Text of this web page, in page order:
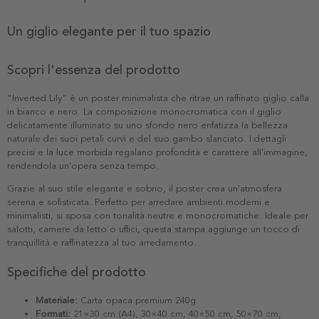
Un giglio elegante per il tuo spazio
Scopri l'essenza del prodotto
"Inverted Lily" è un poster minimalista che ritrae un raffinato giglio calla
in bianco e nero. La composizione monocromatica con il giglio
delicatamente illuminato su uno sfondo nero enfatizza la bellezza
naturale dei suoi petali curvi e del suo gambo slanciato. I dettagli
precisi e la luce morbida regalano profondità e carattere all'immagine,
rendendola un'opera senza tempo.
Grazie al suo stile elegante e sobrio, il poster crea un'atmosfera
serena e sofisticata. Perfetto per arredare ambienti moderni e
minimalisti, si sposa con tonalità neutre e monocromatiche. Ideale per
salotti, camere da letto o uffici, questa stampa aggiunge un tocco di
tranquillità e raffinatezza al tuo arredamento.
Specifiche del prodotto
Materiale: Carta opaca premium 240g
Formati: 21×30 cm (A4), 30×40 cm, 40×50 cm, 50×70 cm,